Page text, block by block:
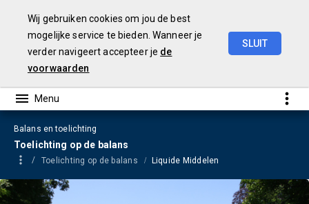
Wij gebruiken cookies om jou de best
mogelijke service te bieden. Wanneer je
verder navigeert accepteer je de
voorwaarden
SLUIT
Balans en toelichting
Toelichting op de balans
Toelichting op de balans Liquide Middelen